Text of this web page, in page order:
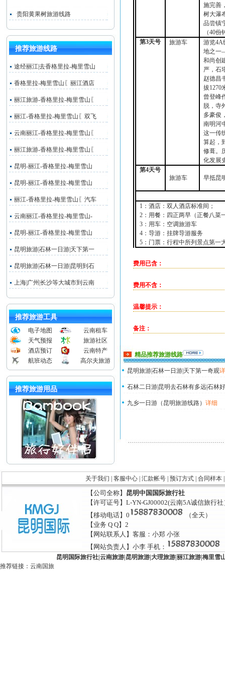
贵阳黄果树旅游线路
推荐旅游线路
途经丽江|去香格里拉-梅里雪山
香格里拉-梅里雪山〖丽江酒店
丽江旅游-香格里拉-梅里雪山〖
丽江-香格里拉-梅里雪山〖双飞
云南丽江-香格里拉-梅里雪山〖
丽江旅游-香格里拉-梅里雪山〖
昆明-丽江-香格里拉-梅里雪山
昆明-丽江-香格里拉-梅里雪山
丽江-香格里拉-梅里雪山〖汽车
云南丽江-香格里拉-梅里雪山-
昆明-丽江-香格里拉-梅里雪山
昆明旅游|石林一日游|天下第一
昆明旅游|石林一日游|昆明到石
上海|广州|长沙等大城市到云南
推荐旅游工具
电子地图
云南租车
天气预报
旅游社区
酒店预订
云南特产
航班动态
高尔夫旅游
推荐旅游用品
施完善
树大瀑
品尝镇
（40份
第3天号 旅游车 游览4A
地之一
和尚创
严，石
赵德昌
拔1270
曾登峰
脱，寺
多豪俊
南明河
这一传
算起，
修葺。
化发展
第4天号
旅游车
早抵昆
1：酒店：双人酒店标准间；
2：用餐：四正两早（正餐八菜
3：用车：空调旅游车
4：导游：挂牌导游服务
5：门票：行程中所列景点第一
费用已含：
费用不含：
温馨提示：
备注：
精品推荐旅游线路
昆明旅游|石林一日游|天下第一奇观
石林二日游|昆明去石林有多远|石林
详细
九乡一日游（昆明旅游线路）
关于我们 客服中心| 汇款帐号| 预订方式| 合同样本
【公司全称】 昆明中国国际旅行社
【许可证号】L-YN-GJ00002(云南5A诚信旅行社
【移动电话】0
（全天）
【业务 Q Q】2
【网站联系人】客服：小郑 小张
【网站负责人】小李 手机：
昆明国际旅行社| 云南旅游| 昆明旅游| 大理旅游| 丽江旅游| 梅里雪
推荐链接： 云南国旅